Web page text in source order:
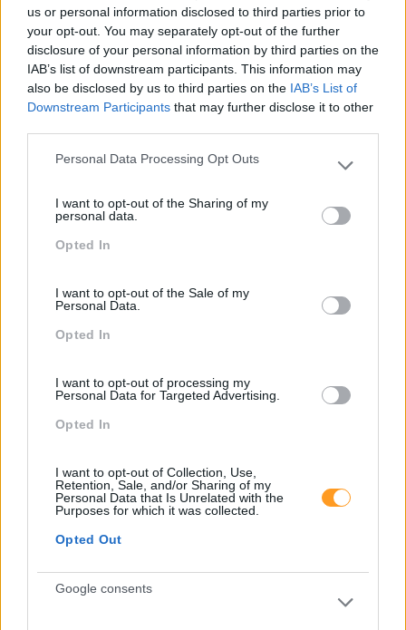
us or personal information disclosed to third parties prior to
your opt-out. You may separately opt-out of the further
disclosure of your personal information by third parties on the
IAB’s list of downstream participants. This information may
also be disclosed by us to third parties on the IAB’s List of
Downstream Participants that may further disclose it to other
Please note that this website/app uses one or more Google
not limited to your visit or usage behaviour. You may click to
grant or deny consent to Google and its third-party tags to
use your data for below specified purposes in below Google
Personal Data Processing Opt Outs
I want to opt-out of the Sharing of my
personal data.
Opted In
I want to opt-out of the Sale of my
Personal Data.
Opted In
I want to opt-out of processing my
Personal Data for Targeted Advertising.
Opted In
I want to opt-out of Collection, Use,
Retention, Sale, and/or Sharing of my
Personal Data that Is Unrelated with the
Purposes for which it was collected.
Opted Out
Google consents
LIDERANÇA: MAIS EMPOWERMENT PRECISA-SE!
É cada vez mais vantajoso para as empresas a criação
de um ambiente onde o empreendedorismo, a tomada de
riscos e a criatividade são recompensados. Mas isto
implica que os gestores aprendam a abdicar de…
LEIA MAIS
O PERIGO DA ZONA DE CONFORTO